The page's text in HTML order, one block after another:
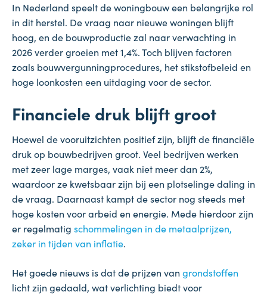
In Nederland speelt de woningbouw een belangrijke rol
in dit herstel. De vraag naar nieuwe woningen blijft
hoog, en de bouwproductie zal naar verwachting in
2026 verder groeien met 1,4%. Toch blijven factoren
zoals bouwvergunningprocedures, het stikstofbeleid en
hoge loonkosten een uitdaging voor de sector.
Financiele druk blijft groot
Hoewel de vooruitzichten positief zijn, blijft de financiële
druk op bouwbedrijven groot. Veel bedrijven werken
met zeer lage marges, vaak niet meer dan 2%,
waardoor ze kwetsbaar zijn bij een plotselinge daling in
de vraag. Daarnaast kampt de sector nog steeds met
hoge kosten voor arbeid en energie. Mede hierdoor zijn
er regelmatig schommelingen in de metaalprijzen,
zeker in tijden van inflatie.
Het goede nieuws is dat de prijzen van grondstoffen
licht zijn gedaald, wat verlichting biedt voor